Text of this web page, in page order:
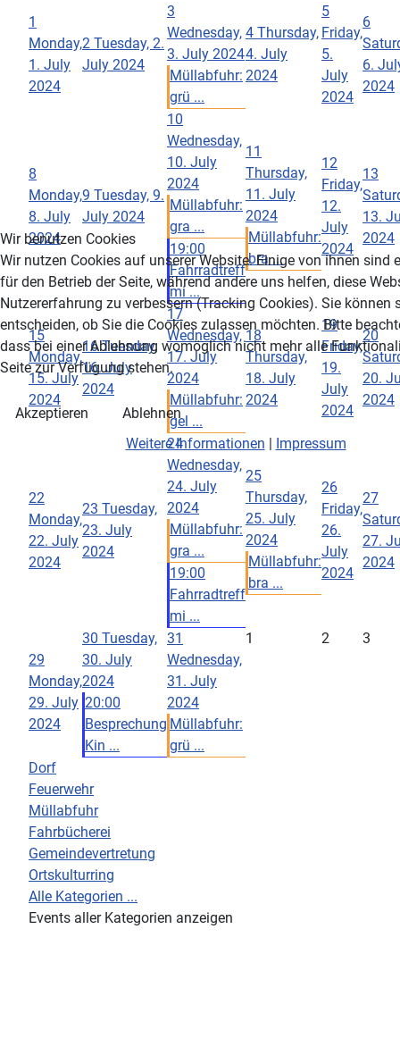
1
Monday,
1. July
2024
2 Tuesday, 2.
July 2024
3
Wednesday,
3. July 2024
Müllabfuhr:
grü ...
4 Thursday,
4. July
2024
5
Friday,
5.
July
2024
6
6.
2024
8
Monday,
8. July
2024
9 Tuesday, 9.
July 2024
10
Wednesday,
10. July
2024
Müllabfuhr:
gra ...
19:00
Fahrradtreff
mi ...
11
Thursday,
11. July
2024
Müllabfuhr:
bra ...
12
Friday,
12.
July
2024
13
13.
2024
15
Monday,
15. July
2024
16 Tuesday,
16. July
2024
17
Wednesday,
17. July
2024
Müllabfuhr:
gel ...
18
Thursday,
18. July
2024
19
Friday,
19.
July
2024
20
20.
2024
22
Monday,
22. July
2024
23 Tuesday,
23. July
2024
24
Wednesday,
24. July
2024
Müllabfuhr:
gra ...
19:00
Fahrradtreff
mi ...
25
Thursday,
25. July
2024
Müllabfuhr:
bra ...
26
Friday,
26.
July
2024
27
27.
2024
29
Monday,
29. July
2024
30 Tuesday,
30. July
2024
20:00
Besprechung
Kin ...
31
Wednesday,
31. July
2024
Müllabfuhr:
grü ...
1 2 3
Dorf
Feuerwehr
Müllabfuhr
Fahrbücherei
Gemeindevertretung
Ortskulturring
Alle Kategorien ...
Events aller Kategorien anzeigen
Wir benutzen Cookies
Wir nutzen Cookies auf unserer Website. Einige von ihnen sind
für den Betrieb der Seite, während andere uns helfen, diese
Nutzererfahrung zu verbessern (Tracking Cookies). Sie können
entscheiden, ob Sie die Cookies zulassen möchten. Bitte
dass bei einer Ablehnung womöglich nicht mehr alle
Seite zur Verfügung stehen.
Akzeptieren
Ablehnen
Weitere Informationen | Impressum